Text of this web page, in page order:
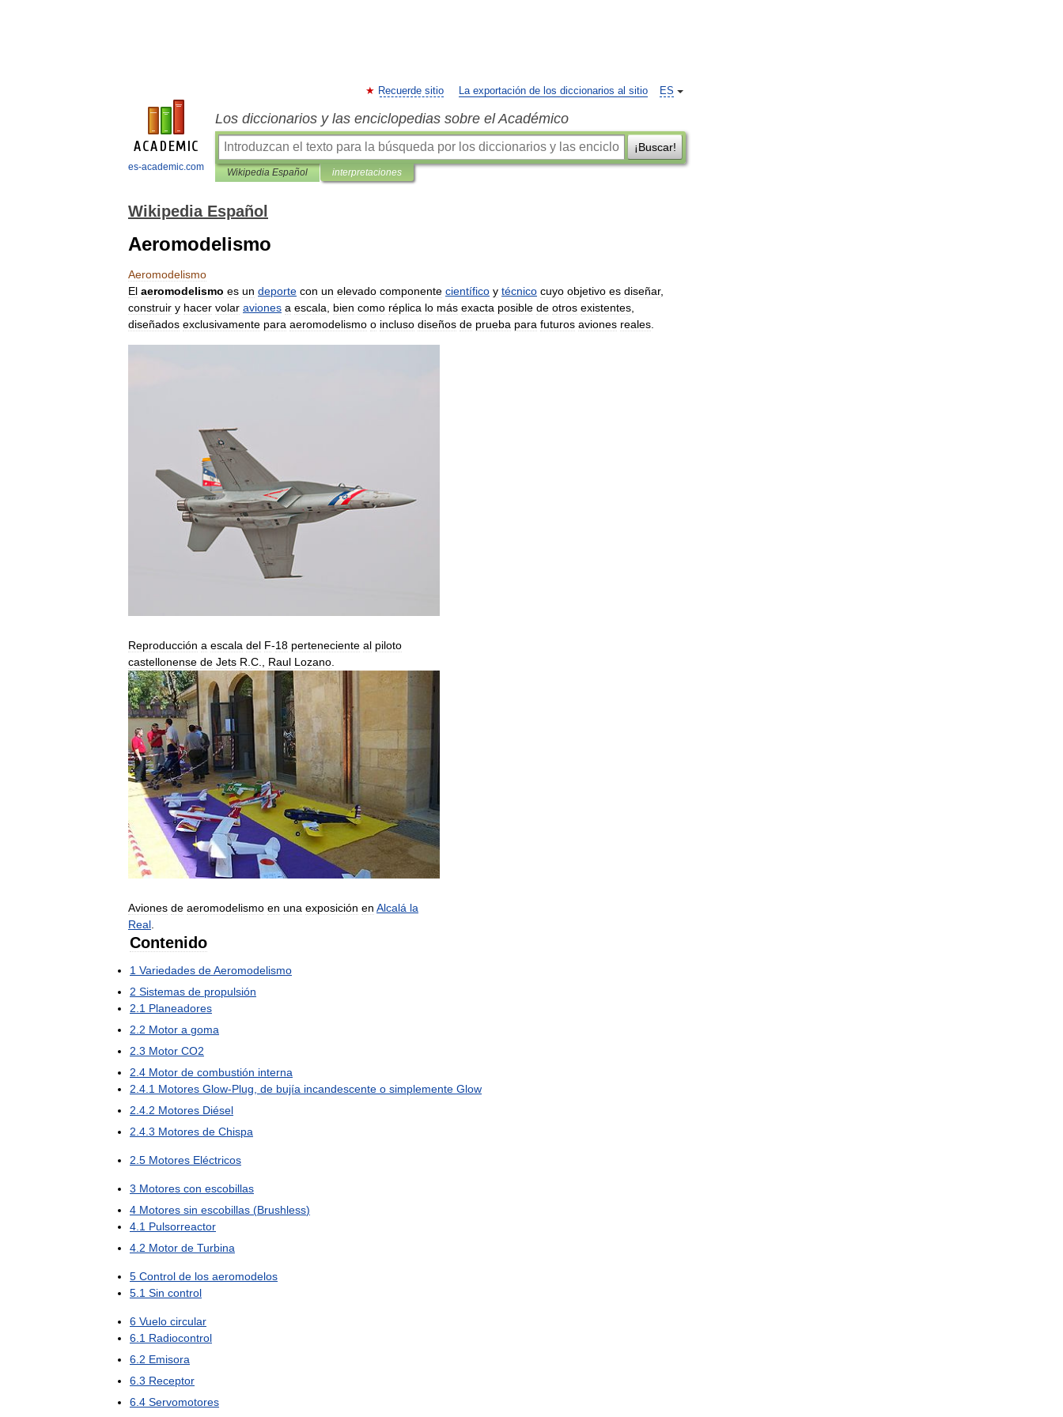
es-academic.com
ES
Recuerde sitio La exportación de los diccionarios al sitio
Los diccionarios y las enciclopedias sobre el Académico
¡Buscar!
Wikipedia Español interpretaciones
Wikipedia Español
Aeromodelismo
Aeromodelismo
El aeromodelismo es un deporte con un elevado componente científico y técnico cuyo objetivo es diseñar,
construir y hacer volar aviones a escala bien como réplica lo más exacta posible de otros existentes
diseñados exclusivamente para aeromodelismo o incluso diseños de prueba para futuros aviones reales
Reproducción a escala del F-18 perteneciente al piloto
castellonense de Jets R C Raul Lozano
Aviones de aeromodelismo en una exposición en Alcalá la
Real
Contenido
1 Variedades deAeromodelismo
2 Sistemas de propulsión
2 1 Planeadores
2 2 Motor a goma
2 3 Motor CO2
2 4 Motor de combustión interna
2 4 1 Motores Glow-Plug de bujía incandescente o simplemente Glow
2 4 2 Motores Diésel
2 4 3 Motores de Chispa
2 5 Motores Eléctricos
3 Motores con escobillas
4 Motores sin escobillas (Brushless)
4 1 Pulsorreactor
4 2 Motor de Turbina
5 Control de los aeromodelos
5 1 Sin control
6 Vuelo circular
6 1 Radiocontrol
6 2 Emisora
6 3 Receptor
6 4 Servomotores